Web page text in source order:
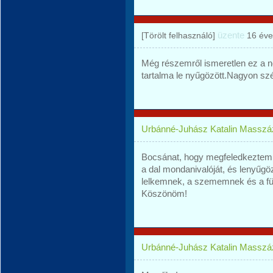
[Törölt felhasználó] üzente 16 éve
Még részemről ismeretlen ez a
tartalma le nyűgözött.Nagyon
Urbánné-Juhász Katalin
Bocsánat, hogy
a dal mondanivalóját, és
lelkemnek, a szememnek és a
Köszönöm!
Urbánné-Juhász Katalin